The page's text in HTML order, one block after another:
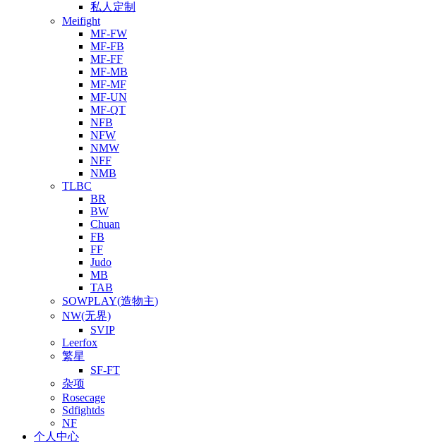
私人定制
Meifight
MF-FW
MF-FB
MF-FF
MF-MB
MF-MF
MF-UN
MF-QT
NFB
NFW
NMW
NFF
NMB
TLBC
BR
BW
Chuan
FB
FF
Judo
MB
TAB
SOWPLAY(造物主)
NW(无界)
SVIP
Leerfox
繁星
SF-FT
杂项
Rosecage
Sdfightds
NF
个人中心